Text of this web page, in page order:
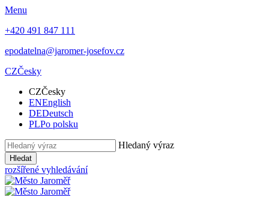
Menu
+420 491 847 111
epodatelna@jaromer-josefov.cz
CZČesky
CZČesky
ENEnglish
DEDeutsch
PLPo polsku
Hledaný výraz
Hledat
rozšířené vyhledávání